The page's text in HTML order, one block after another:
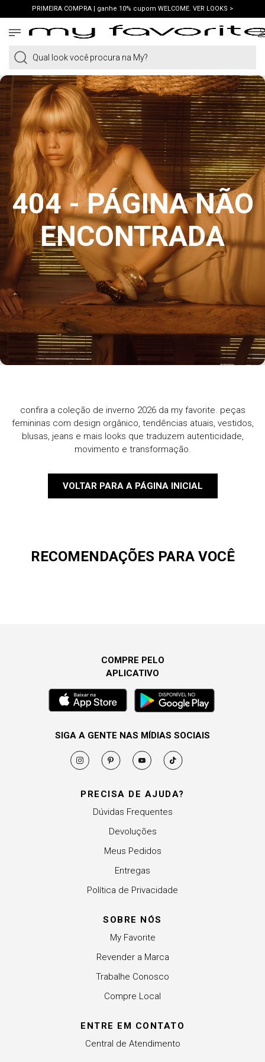
PRIMEIRA COMPRA | ganhe 10% cupom WELCOME. VER LOOKS >
FRETE GRÁTIS | em compras a partir de R$419. AMEI >
Qual look você procura na My?
404 - PÁGINA NÃO
ENCONTRADA
confira a coleção de inverno 2026 da my favorite. peças
femininas com design orgânico, tendências atuais, vestidos,
blusas, jeans e mais looks que traduzem autenticidade,
movimento e transformação.
VOLTAR PARA A PÁGINA INICIAL
RECOMENDAÇÕES PARA VOCÊ
PRECISA DE AJUDA?
Dúvidas Frequentes
Devoluções
Meus Pedidos
Entregas
Política de Privacidade
SOBRE NÓS
My Favorite
Revender a Marca
Trabalhe Conosco
Compre Local
ENTRE EM CONTATO
Central de Atendimento
COMPRE PELO
APLICATIVO
SIGA A GENTE NAS MÍDIAS SOCIAIS